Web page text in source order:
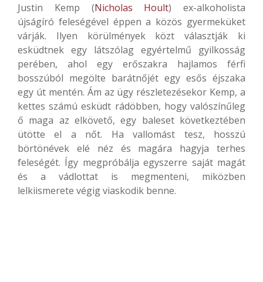
Justin Kemp (Nicholas Hoult) ex-alkoholista
újságíró feleségével éppen a közös gyermeküket
várják. Ilyen körülmények közt választják ki
esküdtnek egy látszólag egyértelmű gyilkosság
perében, ahol egy erőszakra hajlamos férfi
bosszúból megölte barátnőjét egy esős éjszaka
egy út mentén. Ám az ügy részletezésekor Kemp, a
kettes számú esküdt rádöbben, hogy valószínűleg
ő maga az elkövető, egy baleset következtében
ütötte el a nőt. Ha vallomást tesz, hosszú
börtönévek elé néz és magára hagyja terhes
feleségét. Így megpróbálja egyszerre saját magát
és a vádlottat is megmenteni, miközben
lelkiismerete végig viaskodik benne.